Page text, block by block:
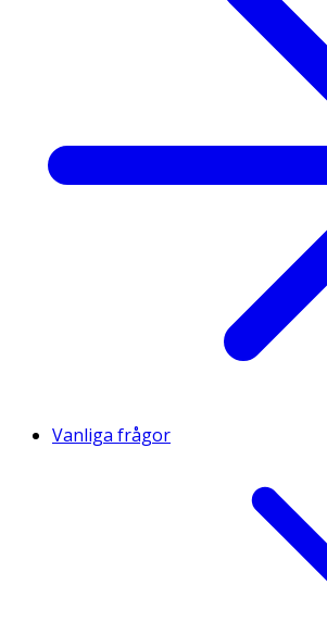
Vanliga frågor